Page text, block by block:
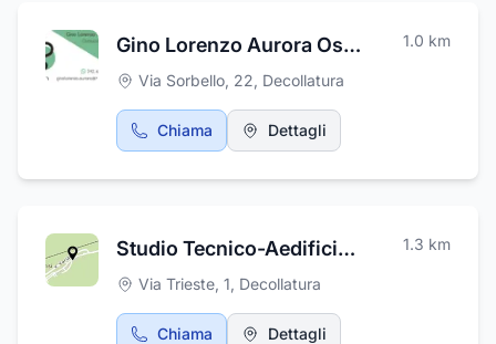
Gino Lorenzo Aurora Osteopata D.O. BSc 1.0 km
Via Sorbello, 22, Decollatura
Chiama Dettagli
Studio Tecnico-Aedificium- 1.3 km
Via Trieste, 1, Decollatura
Chiama Dettagli